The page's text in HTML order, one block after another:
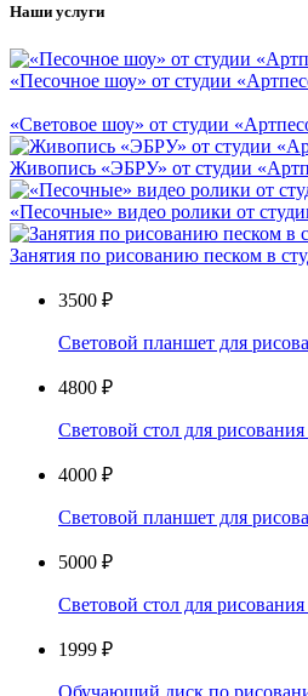
Наши услуги
«Песочное шоу» от студии
«Световое шоу» от студии
Живопись «ЭБРУ» от студии
«Песочные» видео ролики от
Занятия по рисованию песком в
3500 ₽
Световой планшет для
4800 ₽
Световой стол для
4000 ₽
Световой планшет для
5000 ₽
Световой стол для
1999 ₽
Обучающий диск по